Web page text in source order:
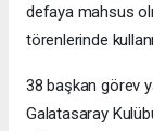
defaya mahsus
törenlerinde
38 başkan görev
Galatasaray